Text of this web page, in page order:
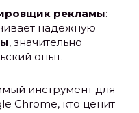
рекламы:
надежную
, значительно
опыт.
инструмент для
Chrome, кто ценит